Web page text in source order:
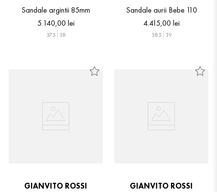
Sandale argintii 85mm
5.140,00 lei
37.5 38
Sandale aurii Bebe 110
4.415,00 lei
38.5 39
GIANVITO ROSSI
GIANVITO ROSSI